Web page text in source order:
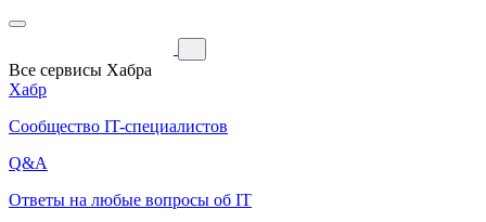
Все сервисы Хабра
Хабр
Сообщество IT-специалистов
Q&A
Ответы на любые вопросы об IT